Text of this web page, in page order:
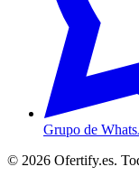
Grupo de
© 2026 Ofertify.es.